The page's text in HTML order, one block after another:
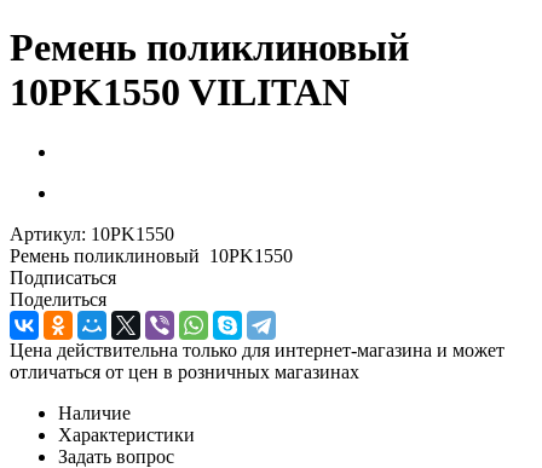
Ремень поликлиновый
10PK1550 VILITAN
Артикул: 10PK1550
Ремень поликлиновый 10PK1550
Подписаться
Поделиться
Цена действительна только для интернет-магазина и может
отличаться от цен в розничных магазинах
Наличие
Характеристики
Задать вопрос